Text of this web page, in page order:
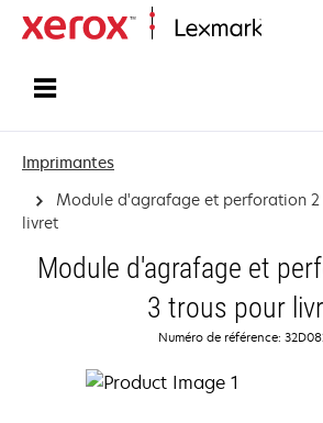
Imprimantes
Module d'agrafage et perforation 2
livret
Module d'agrafage et
3 trous pour
Numéro de référence: